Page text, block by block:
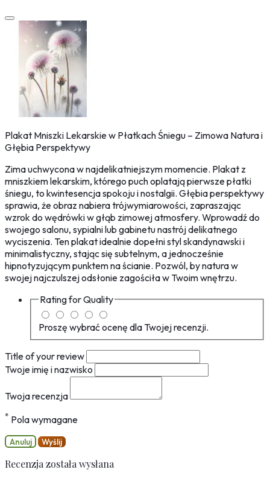
Plakat Mniszki Lekarskie w Płatkach Śniegu – Zimowa Natura i
Głębia Perspektywy
Zima uchwycona w najdelikatniejszym momencie. Plakat z
mniszkiem lekarskim, którego puch oplatają pierwsze płatki
śniegu, to kwintesencja spokoju i nostalgii. Głębia perspektywy
sprawia, że obraz nabiera trójwymiarowości, zapraszając
wzrok do wędrówki w głąb zimowej atmosfery. Wprowadź do
swojego salonu, sypialni lub gabinetu nastrój delikatnego
wyciszenia. Ten plakat idealnie dopełni styl skandynawski i
minimalistyczny, stając się subtelnym, a jednocześnie
hipnotyzującym punktem na ścianie. Pozwól, by natura w
swojej najczulszej odsłonie zagościła w Twoim wnętrzu.
Rating forQuality
Proszę wybrać ocenę dla Twojej recenzji.
Title of your review
Twoje imię i nazwisko
Twoja recenzja
* Pola wymagane
Anuluj Wyślij
Recenzja została wysłana